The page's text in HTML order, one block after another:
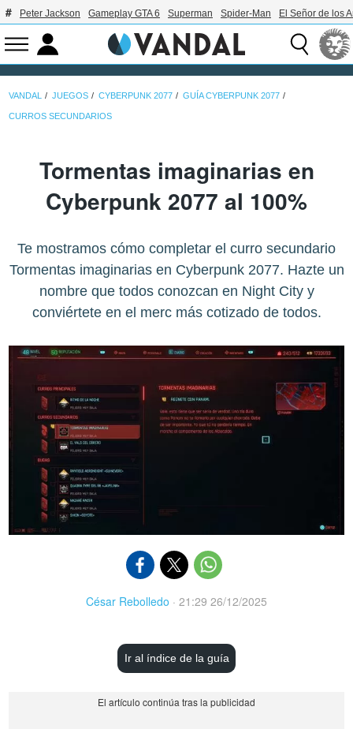
Peter Jackson Gameplay GTA 6 Superman Spider-Man El Señor de los
VANDAL JUEGOS CYBERPUNK 2077 GUÍA CYBERPUNK 2077
CURROS SECUNDARIOS
Tormentas imaginarias en
Cyberpunk 2077 al 100%
Te mostramos cómo completar el curro secundario
Tormentas imaginarias en Cyberpunk 2077. Hazte un
nombre que todos conozcan en Night City y
conviértete en el merc más cotizado de todos.
César Rebolledo · 21:29 26/12/2025
Ir al índice de la guía